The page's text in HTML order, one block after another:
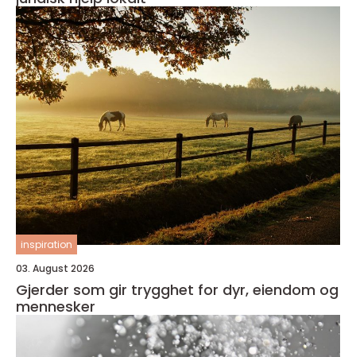
inspiration
03. August 2026
Gjerder som gir trygghet for dyr, eiendom og
mennesker